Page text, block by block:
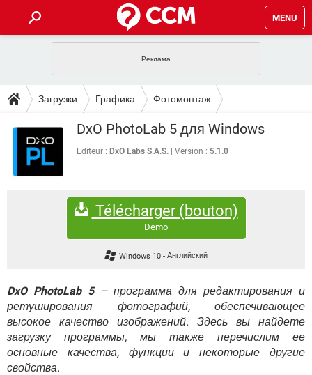
MENU
INSTAGRAM FACEBOOK
ИГРЫ WINDOWS 10
ВКОНТАКТЕ ВИДЕО
GOOGLE
ПОЛЕЗНЫЕ СОВЕТЫ
TIKTOK
WHATSAPP INSTAGRAM
FACEBOOK
GOOGLE
ЗАГРУЗКИ
TIKTOK TELEGRAM
WHATSAPP
ИГРЫ
ВКОНТАКТЕ
ФОРУМ
INSTAGRAM
ИГРЫ
ВКОНТАКТЕ
YANDEX
ЭНЦИКЛОПЕДИЯ
TELEGRAM
WINDOWS 10 ВКОНТАКТЕ
GOOGLE
YANDEX
Загрузки Графика Фотомонтаж
DxO PhotoLab 5 для Windows
Editeur : DxO Labs S.A.S. Version : 5.1.0
Télécharger (bouton)
Demo
Windows 10 - Английский
DxO PhotoLab 5– программа для редактирования и
ретуширования фотографий, обеспечивающее
высокое качество изображений. Здесь вы найдете
загрузку программы, мы также перечислим ее
основные качества, функции и некоторые другие
свойства.